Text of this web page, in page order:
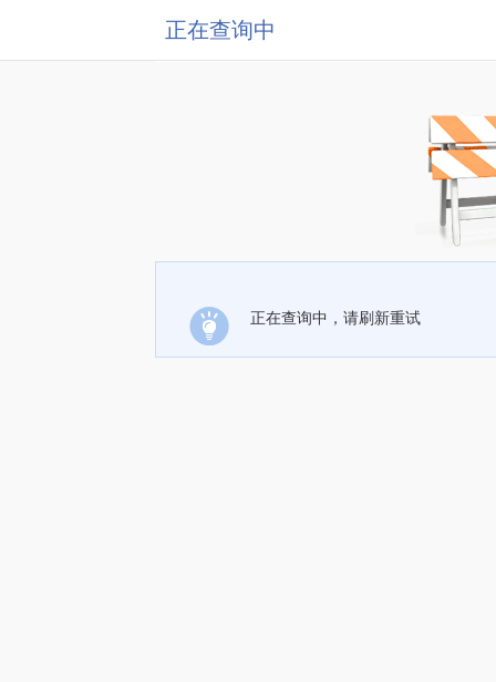
正在查询中
正在查询中，请刷新重试